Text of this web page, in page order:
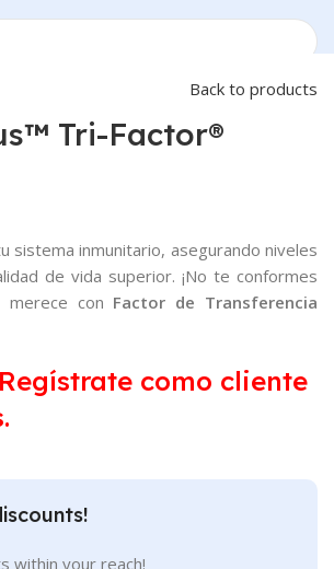
Back to products
Tri-Factor®
sistema inmunitario, asegurando niveles
de vida superior. ¡No te conformes
con Factor de Transferencia
Regístrate como cliente
within your reach!